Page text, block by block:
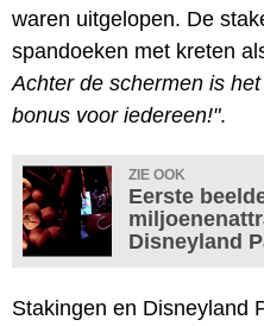
waren uitgelopen. De
spandoeken met kreten
Achter de schermen is
bonus voor iedereen!".
ZIE OOK
Eerste
Disneyland
Stakingen en Disneyland